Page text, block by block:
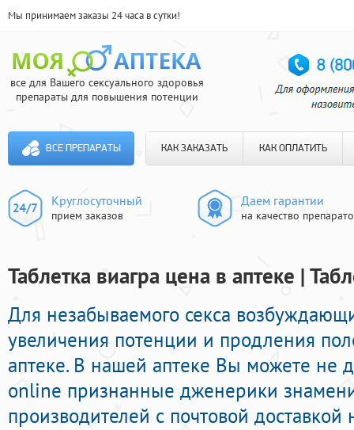
Мы принимаем заказы 24 часа в сутки!
все для Вашего сексуального здоровья
препараты для повышения потенции
ВСЕ ПРЕПАРАТЫ КАК ЗАКАЗАТЬ КАК ОПЛАТИТЬ
Круглосуточный
прием заказов
Даем гарантии
на качество
Таблетка виагра цена в аптеке |
Для незабываемого секса
увеличения потенции и продления
аптеке. В нашей аптеке Вы можете не
online признанные дженерики
производителей с почтовой